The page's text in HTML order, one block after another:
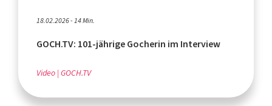
18.02.2026 - 14 Min.
GOCH.TV: 101-jährige Gocherin im Interview
Video GOCH.TV